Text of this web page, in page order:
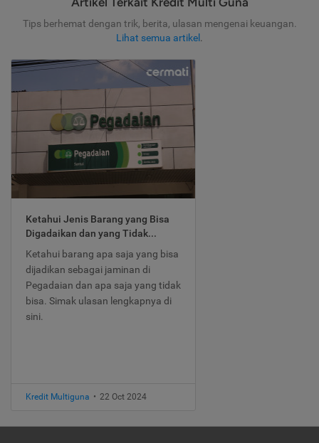
Tips berhemat dengan trik, berita, ulasan mengenai keuangan.
Lihat semua artikel .
Ketahui Jenis Barang yang Bisa
Digadaikan dan yang Tidak...
Ketahui barang apa saja yang bisa
dijadikan sebagai jaminan di
Pegadaian dan apa saja yang tidak
bisa. Simak ulasan lengkapnya di
sini.
Kredit Multiguna • 22 Oct 2024